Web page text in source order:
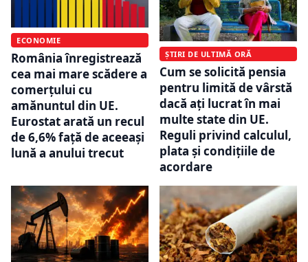
ECONOMIE
România înregistrează
cea mai mare scădere a
comerțului cu
amănuntul din UE.
Eurostat arată un recul
de 6,6% față de aceeași
lună a anului trecut
ȘTIRI DE ULTIMĂ ORĂ
Cum se solicită pensia
pentru limită de vârstă
dacă ați lucrat în mai
multe state din UE.
Reguli privind calculul,
plata și condițiile de
acordare